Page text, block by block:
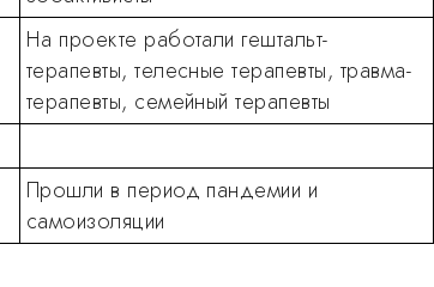
На проекте работали гештальт-
терапевты, телесные терапевты, травма-
терапевты, семейный терапевты
Прошли в период пандемии и
самоизоляции